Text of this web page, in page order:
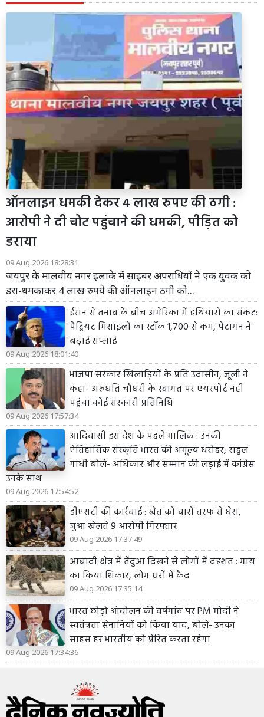
ऑनलाइन धमकी देकर 4 लाख रुपए की ठगी :
आरोपी ने दी चोट पहुंचाने की धमकी, पीड़ित को
डराया
09 Aug 2026 18:28:31
जयपुर के मालवीय नगर इलाके में साइबर अपराधियों ने एक युवक को
डरा-धमकाकर 4 लाख रुपये की ऑनलाइन ठगी को...
ईरान से तनाव के बीच अमेरिका में हथियारों का संकट:
पैट्रियट मिसाइलों का स्टॉक 1,700 से कम, पेंटागन ने
बढ़ाई सप्लाई
09 Aug 2026 18:01:40
भाजपा सरकार खिलाड़ियों के प्रति उदासीन, जूली ने
कहा- अरुंधति चौधरी के स्वागत पर एयरपोर्ट नहीं
पहुंचा कोई सरकारी प्रतिनिधि
09 Aug 2026 17:57:34
आदिवासी इस देश के पहले मालिक : उनकी
ऐतिहासिक संस्कृति भारत की अमूल्य धरोहर, राहुल
गांधी बोले- अधिकार और सम्मान की लड़ाई में कांग्रेस
उनके साथ
09 Aug 2026 17:54:52
डीएसटी की कार्रवाई : खेत को चारों तरफ से घेरा,
जुआ खेलते 9 आरोपी गिरफ्तार
09 Aug 2026 17:37:49
आबादी क्षेत्र में तेंदुआ दिखने से लोगों में दहशत : गाय
का किया शिकार, लोग घरों में कैद
09 Aug 2026 17:35:14
भारत छोड़ो आंदोलन की वर्षगांठ पर PM मोदी ने
स्वतंत्रता सेनानियों को किया याद, बोले- उनका
साहस हर भारतीय को प्रेरित करता रहेगा
09 Aug 2026 17:34:36